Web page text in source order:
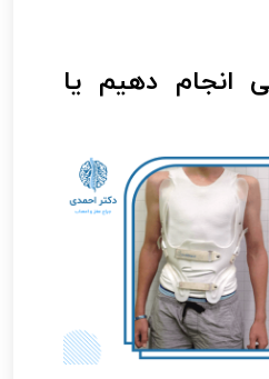
انجام دهیم یا